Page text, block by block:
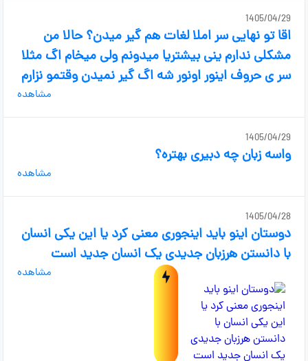
1405/04/29
اقا تو نهایی سر املا لغات هم گیر میدن؟ حالا من
مشکلی ندارم ینی بیشتریا میدونم ولی میخام اگ مثلا
سر ی حروف اینور اونور شه اگ گیر نمیدن وقتمو نزارم
مشاهده
1405/04/29
واسه زبان چه دبیری بهتره؟
مشاهده
1405/04/28
دوستان اینو باید اینجوری معنی کرد یا این یکی انسان
با دانستن هرزبان جدیدی یک انسان جدید است
مشاهده